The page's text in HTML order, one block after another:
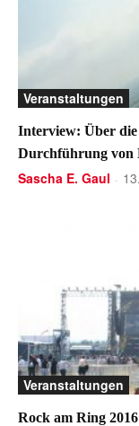
Veranstaltungen
Interview: Über
Durchführung von
Sascha E. Gaul -
Veranstaltungen
Rock am Ring 2016